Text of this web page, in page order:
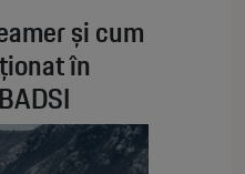
și cum
în